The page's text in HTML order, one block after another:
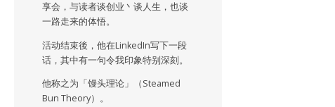
享会，与读者谈创业丶谈人生，也谈
一路走来的体悟。
活动结束後，他在LinkedIn写下一段
话，其中有一句令我印象特别深刻。
他称之为「馒头理论」（Steamed
Bun Theory）。